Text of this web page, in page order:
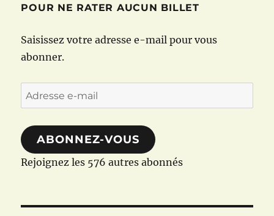
POUR NE RATER AUCUN BILLET
Saisissez votre adresse e-mail pour vous
abonner.
Adresse
e-
mail
ABONNEZ-VOUS
Rejoignez les 576 autres abonnés